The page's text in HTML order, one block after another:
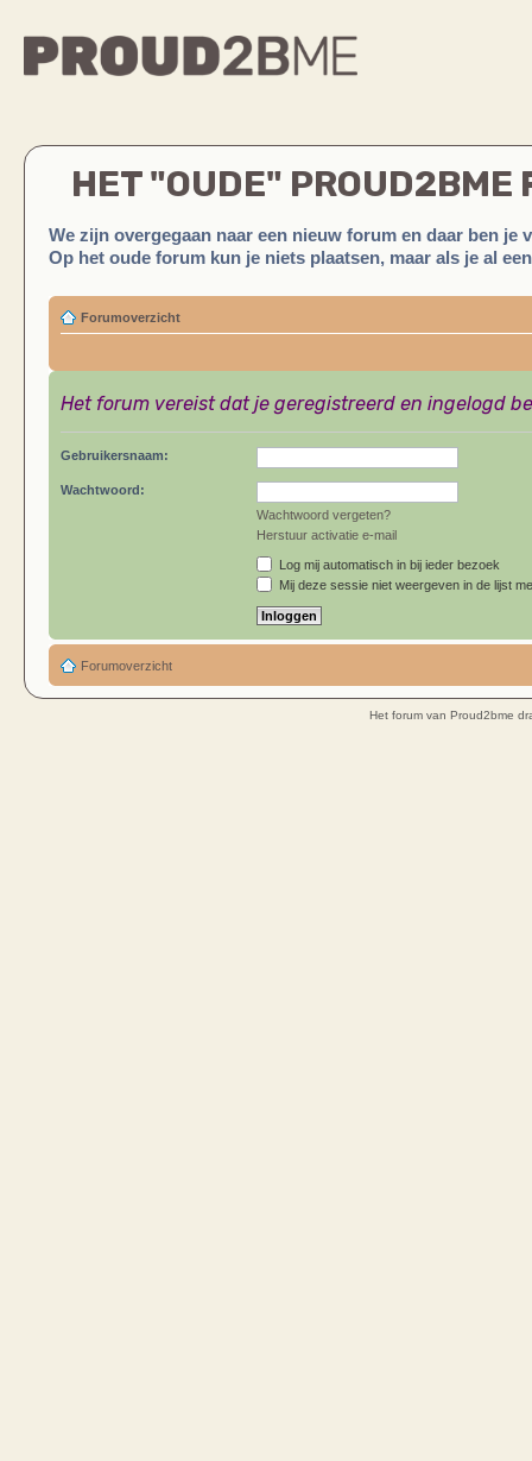
HET "OUDE" PROUD2BME
We zijn overgegaan naar een nieuw forum en daar ben je
Op het oude forum kun je niets plaatsen, maar als je al
Forumoverzicht
Het forum vereist dat je geregistreerd en ingelogd
Gebruikersnaam:
Wachtwoord:
Wachtwoord vergeten?
Herstuur activatie e-mail
Log mij automatisch in bij ieder bezoek
Mij deze sessie niet weergeven in de lijst
Forumoverzicht
Het forum van Proud2bme